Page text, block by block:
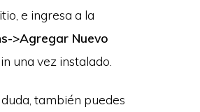
e ingresa a la
>Agregar Nuevo
una vez instalado.
también puedes